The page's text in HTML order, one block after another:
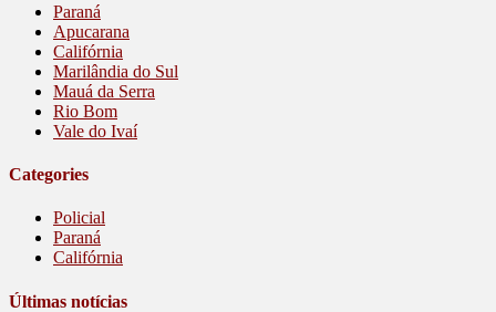
Paraná
Apucarana
Califórnia
Marilândia do Sul
Mauá da Serra
Rio Bom
Vale do Ivaí
Categories
Policial
Paraná
Califórnia
Últimas notícias